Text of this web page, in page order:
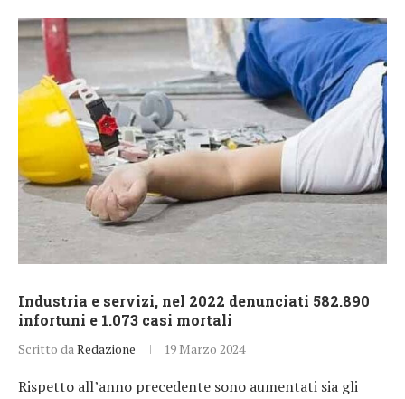
Industria e servizi, nel 2022 denunciati 582.890
infortuni e 1.073 casi mortali
Scritto da Redazione 19 Marzo 2024
Rispetto all’anno precedente sono aumentati sia gli